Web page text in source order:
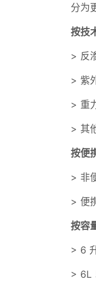
分为
按技
> 反
> 紫
> 重
> 其
按便
> 非
> 便
按容
> 6
> 6L